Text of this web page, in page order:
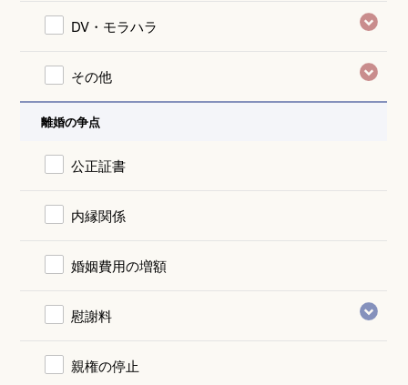
DV・モラハラ
その他
離婚の争点
公正証書
内縁関係
婚姻費用の増額
慰謝料
親権の停止